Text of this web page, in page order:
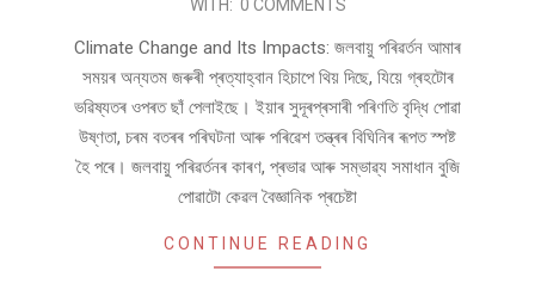
WITH: 0 COMMENTS
Climate Change and Its Impacts: জলবায়ু পৰিৱৰ্তন আমাৰ
সময়ৰ অন্যতম জৰুৰী প্ৰত্যাহ্বান হিচাপে থিয় দিছে, যিয়ে গ্ৰহটোৰ
ভৱিষ্যতৰ ওপৰত ছাঁ পেলাইছে। ইয়াৰ সুদূৰপ্ৰসাৰী পৰিণতি বৃদ্ধি পোৱা
উষ্ণতা, চৰম বতৰৰ পৰিঘটনা আৰু পৰিৱেশ তন্ত্ৰৰ বিঘিনিৰ ৰূপত স্পষ্ট
হৈ পৰে। জলবায়ু পৰিৱৰ্তনৰ কাৰণ, প্ৰভাৱ আৰু সম্ভাৱ্য সমাধান বুজি
পোৱাটো কেৱল বৈজ্ঞানিক প্ৰচেষ্টা
CONTINUE READING